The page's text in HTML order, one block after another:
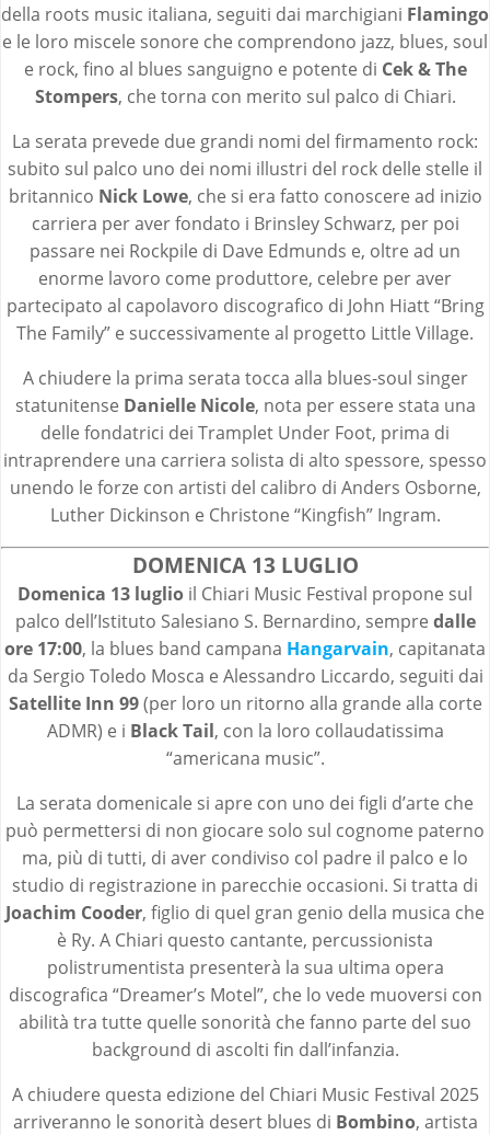
della roots music italiana, seguiti dai marchigiani Flamingo
e le loro miscele sonore che comprendono jazz, blues, soul
e rock, fino al blues sanguigno e potente di Cek & The
Stompers, che torna con merito sul palco di Chiari.
La serata prevede due grandi nomi del firmamento rock:
subito sul palco uno dei nomi illustri del rock delle stelle il
britannico Nick Lowe, che si era fatto conoscere ad inizio
carriera per aver fondato i Brinsley Schwarz, per poi
passare nei Rockpile di Dave Edmunds e, oltre ad un
enorme lavoro come produttore, celebre per aver
partecipato al capolavoro discografico di John Hiatt “Bring
The Family” e successivamente al progetto Little Village.
A chiudere la prima serata tocca alla blues-soul singer
statunitense Danielle Nicole, nota per essere stata una
delle fondatrici dei Tramplet Under Foot, prima di
intraprendere una carriera solista di alto spessore, spesso
unendo le forze con artisti del calibro di Anders Osborne,
Luther Dickinson e Christone “Kingfish” Ingram.
DOMENICA 13 LUGLIO
Domenica 13 luglio il Chiari Music Festival propone sul
palco dell’Istituto Salesiano S. Bernardino, sempre dalle
ore 17:00, la blues band campana Hangarvain, capitanata
da Sergio Toledo Mosca e Alessandro Liccardo, seguiti dai
Satellite Inn 99(per loro un ritorno alla grande alla corte
ADMR) e i Black Tail, con la loro collaudatissima
“americana music”.
La serata domenicale si apre con uno dei figli d’arte che
può permettersi di non giocare solo sul cognome paterno
ma, più di tutti, di aver condiviso col padre il palco e lo
studio di registrazione in parecchie occasioni. Si tratta di
Joachim Cooder, figlio di quel gran genio della musica che
è Ry. A Chiari questo cantante, percussionista
polistrumentista presenterà la sua ultima opera
discografica “Dreamer’s Motel”, che lo vede muoversi con
abilità tra tutte quelle sonorità che fanno parte del suo
background di ascolti fin dall’infanzia.
A chiudere questa edizione del Chiari Music Festival 2025
arriveranno le sonorità desert blues di Bombino, artista